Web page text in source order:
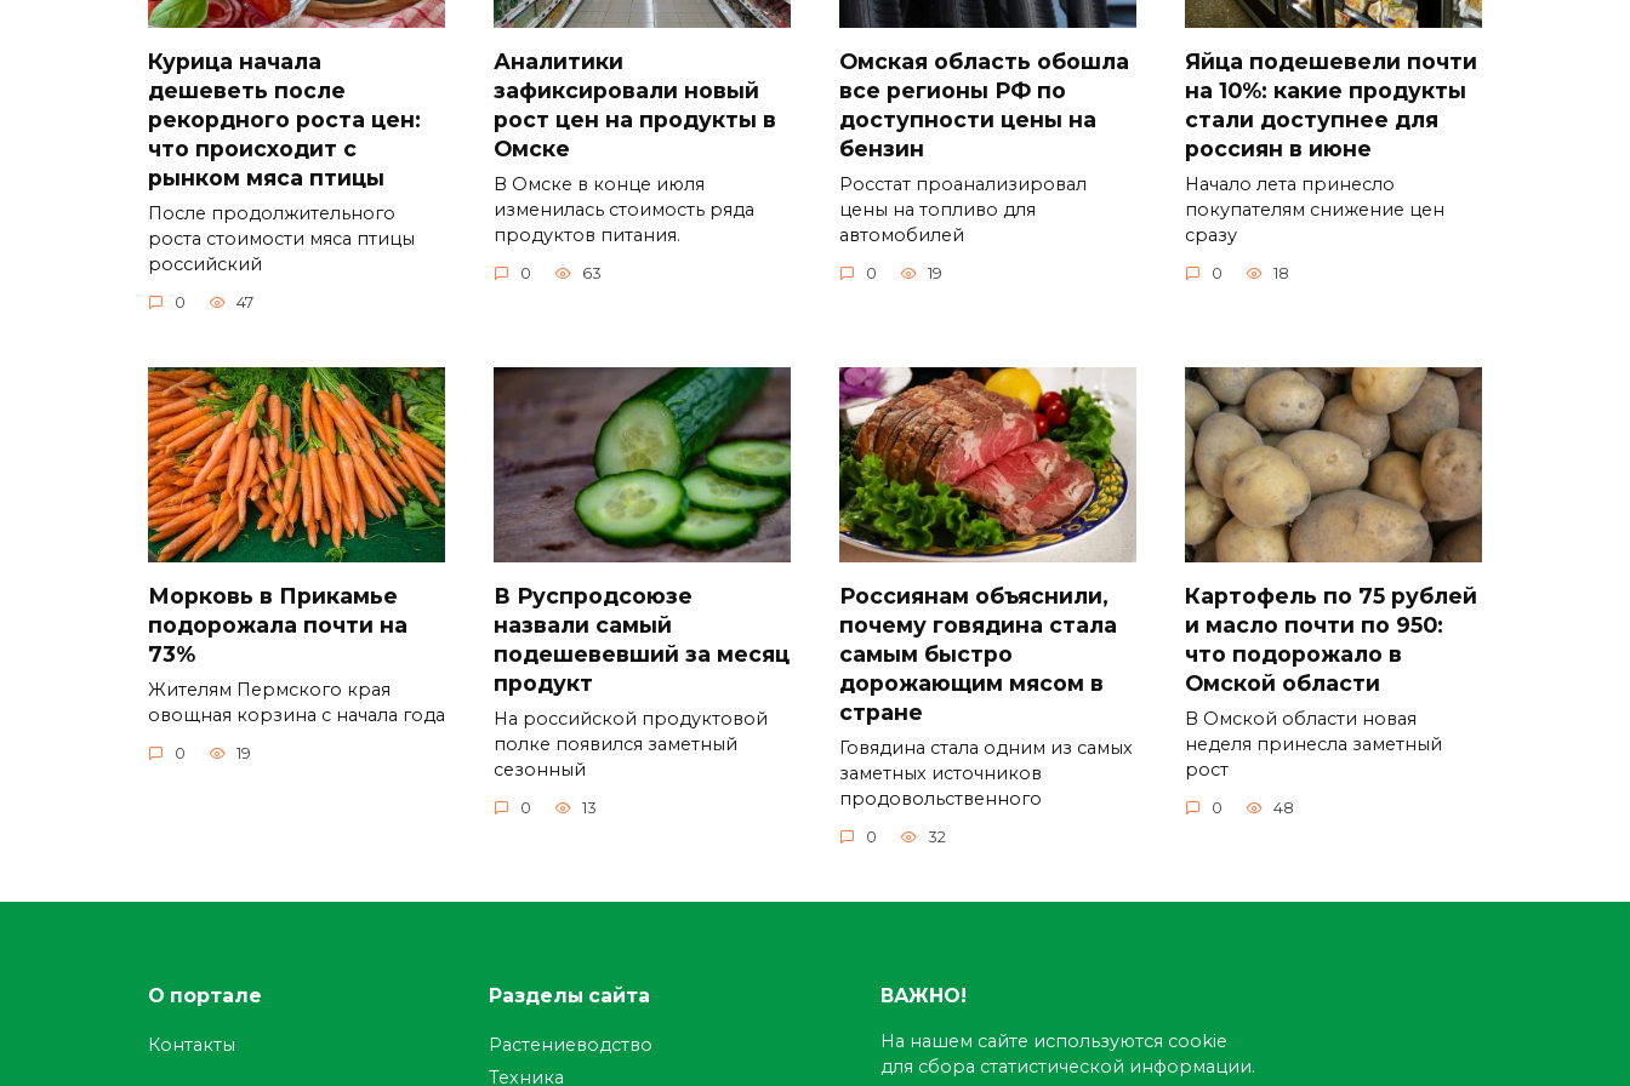
Курица начала
дешеветь после
рекордного роста цен:
что происходит с
рынком мяса птицы
После продолжительного
роста стоимости мяса птицы
российский
0 47
Аналитики
зафиксировали новый
рост цен на продукты в
Омске
В Омске в конце июля
изменилась стоимость ряда
продуктов питания.
0 63
Омская область обошла
все регионы РФ по
доступности цены на
бензин
Росстат проанализировал
цены на топливо для
автомобилей
0 19
Яйца подешевели почти
на 10%: какие продукты
стали доступнее для
россиян в июне
Начало лета принесло
покупателям снижение цен
сразу
0 18
Морковь в Прикамье
подорожала почти на
73%
Жителям Пермского края
овощная корзина с начала года
0 19
В Руспродсоюзе
назвали самый
подешевевший за месяц
продукт
На российской продуктовой
полке появился заметный
сезонный
0 13
Россиянам объяснили,
почему говядина стала
самым быстро
дорожающим мясом в
стране
Говядина стала одним из самых
заметных источников
продовольственного
0 32
Картофель по 75 рублей
и масло почти по 950:
что подорожало в
Омской области
В Омской области новая
неделя принесла заметный
рост
0 48
О портале
Контакты
Разделы сайта
Растениеводство
Техника
ВАЖНО!
На нашем сайте используются cookie
для сбора статистической информации.